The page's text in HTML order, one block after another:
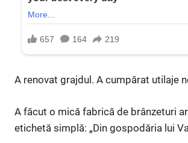
A renovat grajdul. A cumpărat utilaje
A făcut o mică fabrică de brânzeturi
etichetă simplă: „Din gospodăria lui